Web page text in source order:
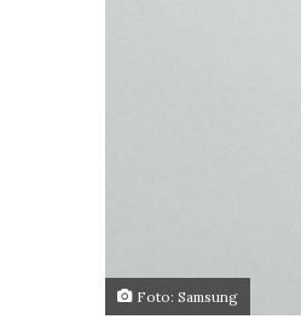
Foto: Samsung